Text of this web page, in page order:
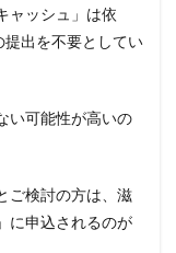
ャッシュ」は依
出を不要としてい
い可能性が高いの
ご検討の方は、滋
に申込されるのが